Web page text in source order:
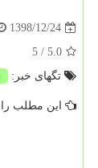
1398/12/24
5.0
/ 5
تگهای خبر:
این مطلب